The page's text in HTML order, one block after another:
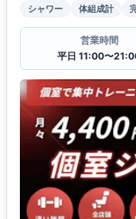
シャワー 体組成計
営業時間
平日 11:00〜